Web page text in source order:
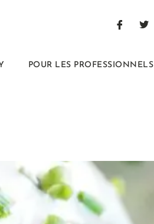
POUR LES PROFESSIONNELS